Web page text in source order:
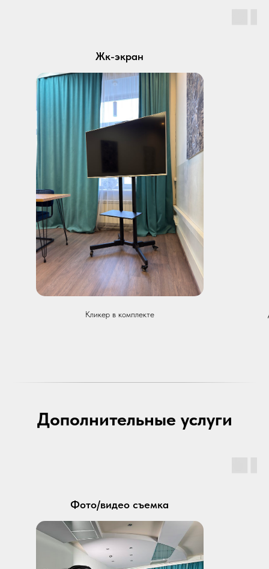
Жк-экран
Кликер в комплекте
Дополнительные услуги
Фото/видео съемка